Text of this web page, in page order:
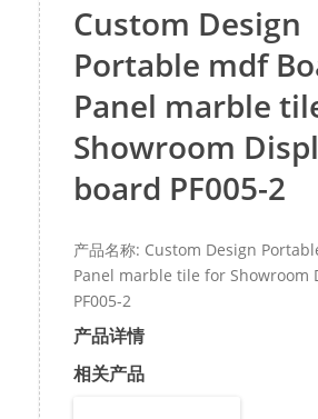
Custom Design
Portable mdf
Panel marble
Showroom
board PF005-2
产品名称: Custom Design
Panel marble tile for Showroom
PF005-2
产品详情
相关产品